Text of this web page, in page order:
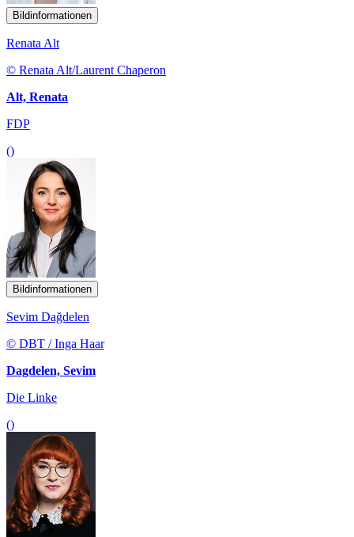
Bildinformationen
Renata Alt
© Renata Alt/Laurent Chaperon
Alt, Renata
FDP
()
Bildinformationen
Sevim Dağdelen
© DBT / Inga Haar
Dagdelen, Sevim
Die Linke
()